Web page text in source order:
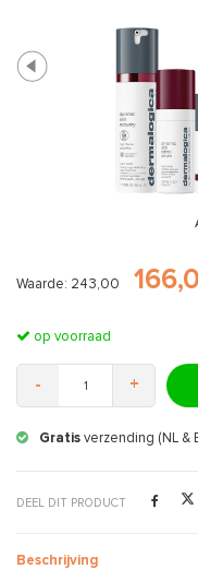
Waarde: 243,00
op voorraad
- +
Gratis verzending (NL &
DEEL DIT PRODUCT
Beschrijving